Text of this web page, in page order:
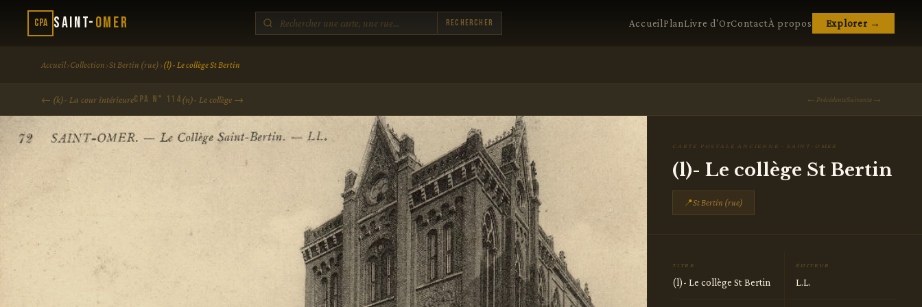
CPA Saint-Omer Rechercher Accueil PlanLivre d'OrContactÀ propos Explorer →
Accueil›Collection ›St Bertin (rue) ›(l)- Le collège St Bertin
← (k)- La cour intérieureCPA N° 114(n)- Le collège → ← PrécédenteSuivante →
CARTE POSTALE ANCIENNE · SAINT-OMER
(l)- Le collège St Bertin
📍St Bertin (rue)
TITRE
(l)- Le collège St Bertin
ÉDITEUR
L.L.